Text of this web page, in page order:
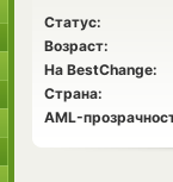
Статус:
Возраст:
На BestChange:
Страна:
AML-